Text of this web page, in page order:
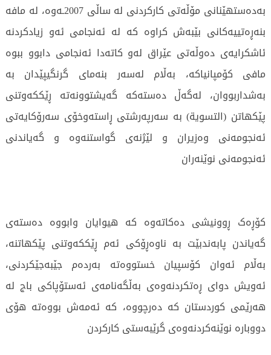
بەدەستهێنانی مۆڵەتی کارکردنی لە ساڵی 2007ـەوە، لە مافە
بنەڕەتییەکانی بێبەش کراوە کە لە ئەنجامی ئەو زیادکردنە
ئاشکرایەی دەوڵەتی عێراق لەو کاتەدا ئەنجامی دابوو ببوە
مافی کۆمپانیاکە، بەڵام لەسەر بنەمای گرنگیپێدان بە
بەشداربووان، لەگەڵ دەستەکە گەیشتوونەتە ڕێککەوتنی
پێکهاتن (التسویة) بە سەرپەرشتی ڕاستەوخۆی سەرۆکایەتی
ئەنجومەنی وەزیران و لێژنەی گواستنەوە و گەیاندنی
ئەنجومەنی نوێنەران
کۆڕەک ڕوونیشی دەکاتەوە کە هیوایان وابووە دەستەی
گەیاندن پابەندبێت بە ناوەڕۆکی ئەم ڕێککەوتنی پێکهاتنە،
بەڵام ئەوان کۆسپیان خستووەتە بەردەم جێبەجێکردنی،
ئەویش دوای ڕەتکردنەوەی بەڵگەنامەی ئەستۆپاکی باج لە
هەرێمی کوردستان کە دەرچووە، کە ئەمەش بووەتە هۆی
دووبارە نوێنەکردنەوەی گرێبەستی کارکردن